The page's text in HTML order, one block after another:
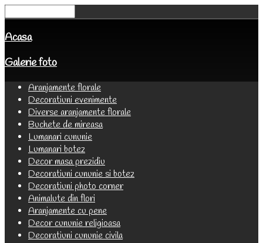
Acasa
Galerie foto
Aranjamente florale
Decoratiuni evenimente
Diverse aranjamente florale
Buchete de mireasa
Lumanari cununie
Lumanari botez
Decor masa prezidiu
Decoratiuni cununie si botez
Decoratiuni photo corner
Animalute din flori
Aranjamente cu pene
Decor cununie religioasa
Decoratiuni cununie civila